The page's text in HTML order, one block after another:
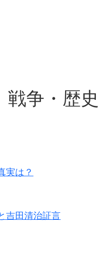
のは増えていますが、
戦争・歴史
実は？
吉田清治証言